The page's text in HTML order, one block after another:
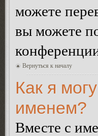
можете
вы можете
Вернуться к началу
Как я
именем?
Вместе с